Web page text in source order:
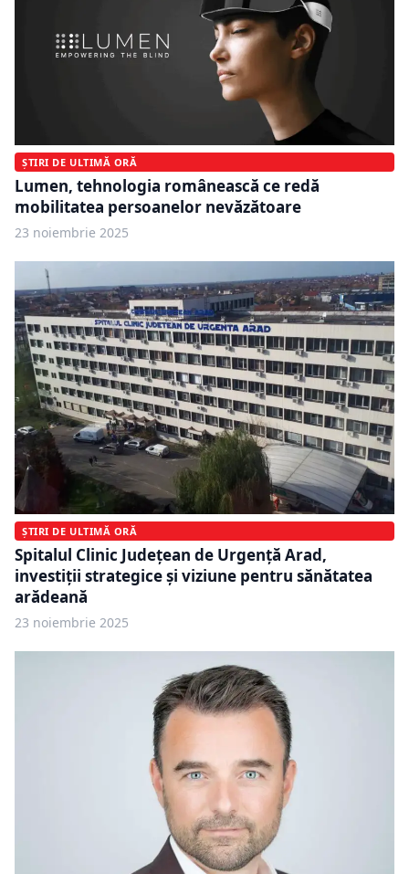
ȘTIRI DE ULTIMĂ ORĂ
Lumen, tehnologia românească ce redă
mobilitatea persoanelor nevăzătoare
23 noiembrie 2025
ȘTIRI DE ULTIMĂ ORĂ
Spitalul Clinic Județean de Urgență Arad,
investiții strategice și viziune pentru sănătatea
arădeană
23 noiembrie 2025